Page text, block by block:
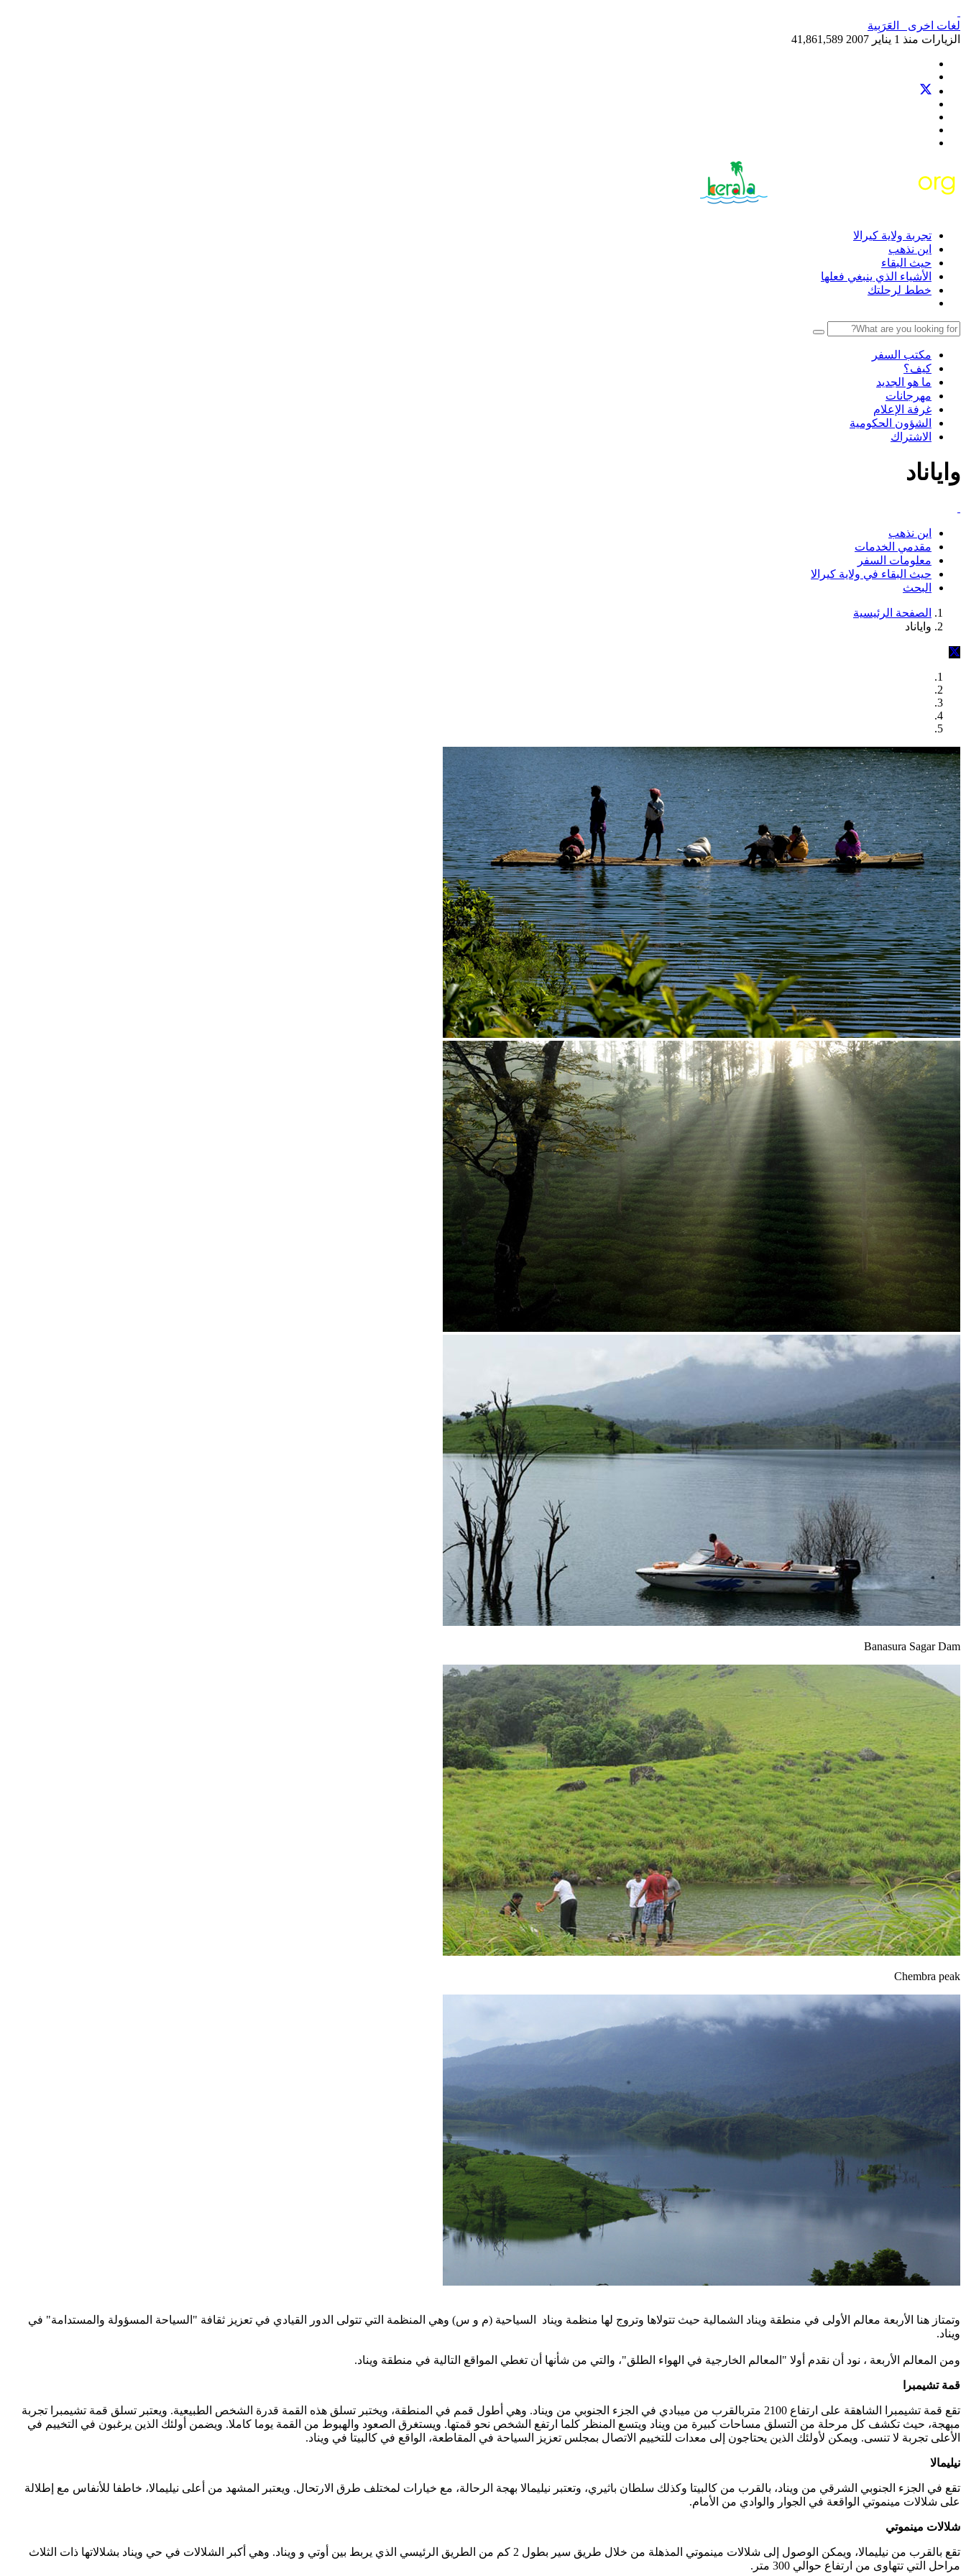
لغات اخرى
العَرَبِية‎
الزيارات منذ 1 يناير 2007
41,861,589
تجربة ولاية كيرالا
اين نذهب
حيث البقاء
الأشياء الذي ينبغي فعلها
خطط لرحلتك
مكتب السفر
كيف؟
ما هو الجديد
مهرجانات
غرفة الإعلام
الشؤون الحكومية
الاشتراك
واياناد
اين نذهب
مقدمي الخدمات
معلومات السفر
حيث البقاء في ولاية كيرالا
البحث
الصفحة الرئيسية
واياناد
Banasura Sagar Dam
Chembra peak
وتمتاز هنا الأربعة معالم الأولى في منطقة ويناد الشمالية حيث تتولاها وتروج لها منظمة ويناد السياحية (م و س) وهي المنظمة التي تتولى الدور القيادي في تعزيز ثقافة "السياحة المسؤولة والمستدامة" في
ويناد.
ومن المعالم الأربعة ، نود أن نقدم أولا "المعالم الخارجية في الهواء الطلق"، والتي من شأنها أن تغطي المواقع التالية في منطقة ويناد.
قمة تشيمبرا
تقع قمة تشيمبرا الشاهقة على ارتفاع 2100 متربالقرب من ميبادي في الجزء الجنوبي من ويناد. وهي أطول قمم في المنطقة، ويختبر تسلق هذه القمة قدرة الشخص الطبيعية. ويعتبر تسلق قمة تشيمبرا تجربة
مبهجة، حيث تكشف كل مرحلة من التسلق مساحات كبيرة من ويناد ويتسع المنظر كلما ارتفع الشخص نحو قمتها. ويستغرق الصعود والهبوط من القمة يوما كاملا. ويضمن أولئك الذين يرغبون في التخييم في
الأعلى تجربة لا تنسى. ويمكن لأولئك الذين يحتاجون إلى معدات للتخييم الاتصال بمجلس تعزيز السياحة في المقاطعة، الواقع في كالبيتا في ويناد.
نيليمالا
تقع في الجزء الجنوبي الشرقي من ويناد، بالقرب من كالبيتا وكذلك سلطان باثيري، وتعتبر نيليمالا بهجة الرحالة، مع خيارات لمختلف طرق الارتحال. ويعتبر المشهد من أعلى نيليمالا، خاطفا للأنفاس مع إطلالة
على شلالات مينموتي الواقعة في الجوار والوادي من الأمام.
شلالات مينموتي
تقع بالقرب من نيليمالا، ويمكن الوصول إلى شلالات مينموتي المذهلة من خلال طريق سير بطول 2 كم من الطريق الرئيسي الذي يربط بين أوتي و ويناد. وهي أكبر الشلالات في حي ويناد بشلالاتها ذات الثلاث
مراحل التي تتهاوى من ارتفاع حوالي 300 متر.